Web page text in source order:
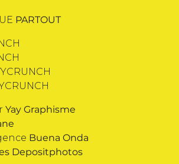
PARTOUT
Yay Graphisme
Buena Onda
Depositphotos